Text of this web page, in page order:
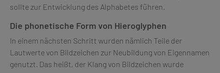
sollte zur Entwicklung des Alphabetes führen.
Die phonetische Form von Hieroglyphen
In einem nächsten Schritt wurden nämlich Teile der
Lautwerte von Bildzeichen zur Neubildung von Eigennamen
genutzt. Das heißt, der Klang von Bildzeichen wurde